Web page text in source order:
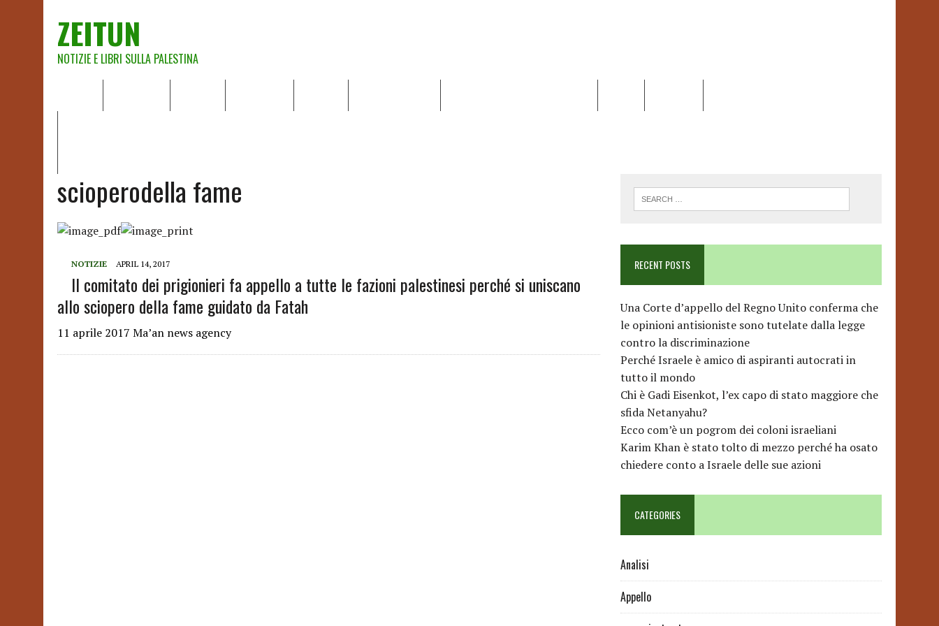
ZEITUN
NOTIZIE E LIBRI SULLA PALESTINA
scioperodella fame
NOTIZIE APRIL 14, 2017
Il comitato dei prigionieri fa appello a tutte le fazioni palestinesi perché si uniscano
allo sciopero della fame guidato da Fatah
11 aprile 2017 Ma’an news agency
RECENT POSTS
Una Corte d’appello del Regno Unito conferma che
le opinioni antisioniste sono tutelate dalla legge
contro la discriminazione
Perché Israele è amico di aspiranti autocrati in
tutto il mondo
Chi è Gadi Eisenkot, l’ex capo di stato maggiore che
sfida Netanyahu?
Ecco com’è un pogrom dei coloni israeliani
Karim Khan è stato tolto di mezzo perché ha osato
chiedere conto a Israele delle sue azioni
CATEGORIES
Analisi
Appello